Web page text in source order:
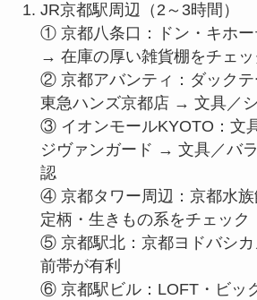
JR京都駅周辺（2～3時間）
① 京都八条口：ドン・キホ
→ 在庫の厚い雑貨棚をチェッ
② 京都アバンティ：ダックテ
東急ハンズ京都店 → 文具／
③ イオンモールKYOTO：文
ジヴァンガード → 文具／バ
認
④ 京都タワー周辺：京都水
定柄・生きもの系をチェック
⑤ 京都駅北：京都ヨドバシ
前帯が有利
⑥ 京都駅ビル：LOFT・ビッ